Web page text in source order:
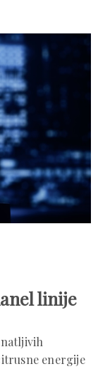
linije
energije